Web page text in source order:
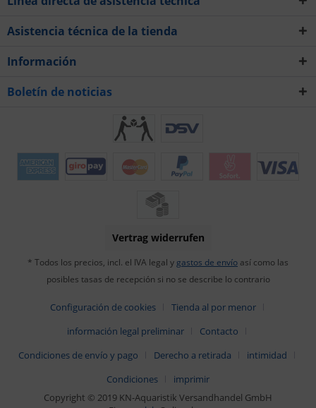
Asistencia técnica de la tienda
Información
Boletín de noticias
Vertrag widerrufen
* Todos los precios, incl. el IVA legal y gastos de envío así como las
posibles tasas de recepción si no se describe lo contrario
Configuración de cookies
Tienda al por menor
información legal preliminar
Contacto
Condiciones de envío y pago
Derecho a retirada
intimidad
Condiciones
imprimir
Copyright © 2019 KN-Aquaristik Versandhandel GmbH